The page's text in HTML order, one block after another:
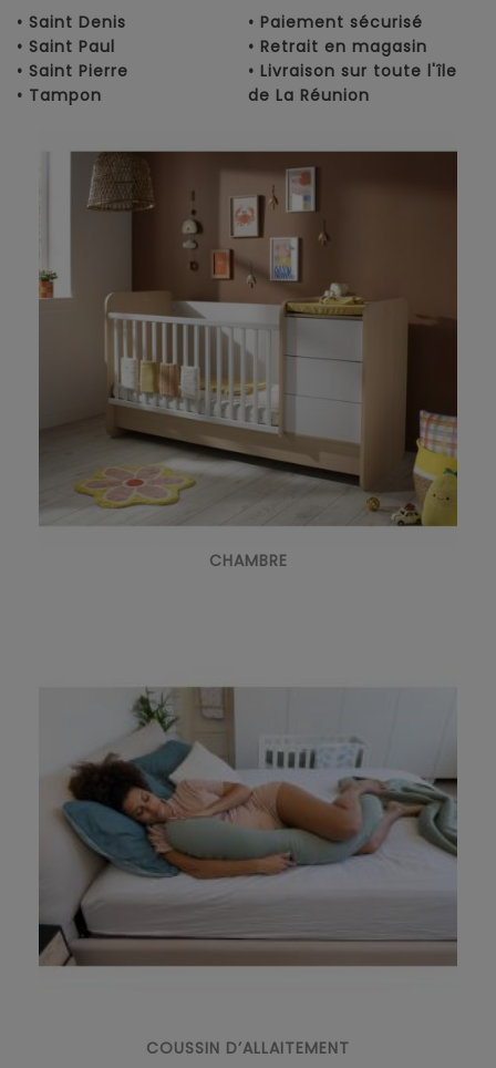
• Saint Denis
• Saint Paul
• Saint Pierre
• Tampon
• Paiement sécurisé
• Retrait en magasin
• Livraison sur toute l'île
de La Réunion
CHAMBRE
COUSSIN D’ALLAITEMENT